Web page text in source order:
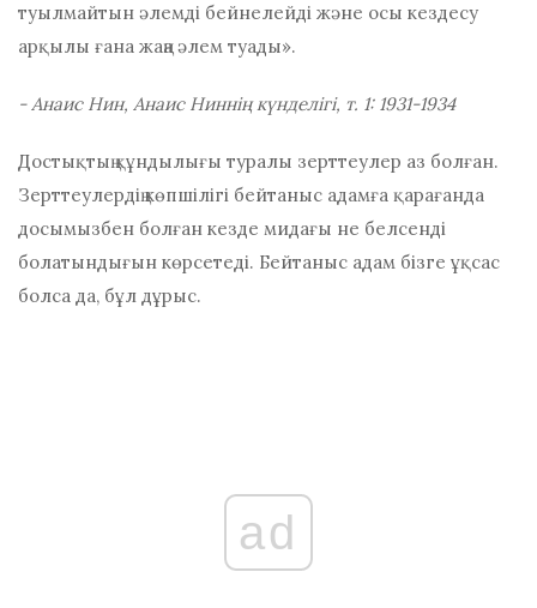
туылмайтын әлемді бейнелейді және осы кездесу
арқылы ғана жаңа әлем туады».
- Анаис Нин, Анаис Ниннің күнделігі, т. 1: 1931-1934
Достықтың құндылығы туралы зерттеулер аз болған.
Зерттеулердің көпшілігі бейтаныс адамға қарағанда
досымызбен болған кезде мидағы не белсенді
болатындығын көрсетеді. Бейтаныс адам бізге ұқсас
болса да, бұл дұрыс.
ad